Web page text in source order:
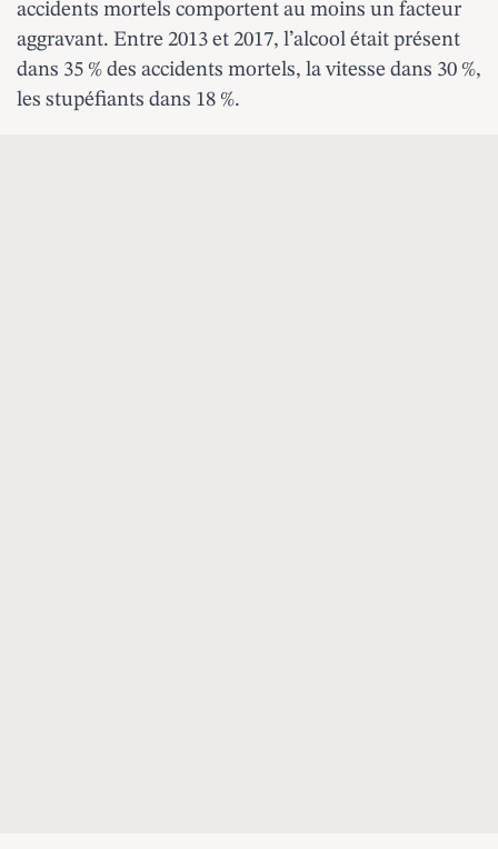
accidents mortels comportent au moins un facteur
aggravant. Entre 2013 et 2017, l’alcool était présent
dans 35 % des accidents mortels, la vitesse dans 30 %,
les stupéfiants dans 18 %.